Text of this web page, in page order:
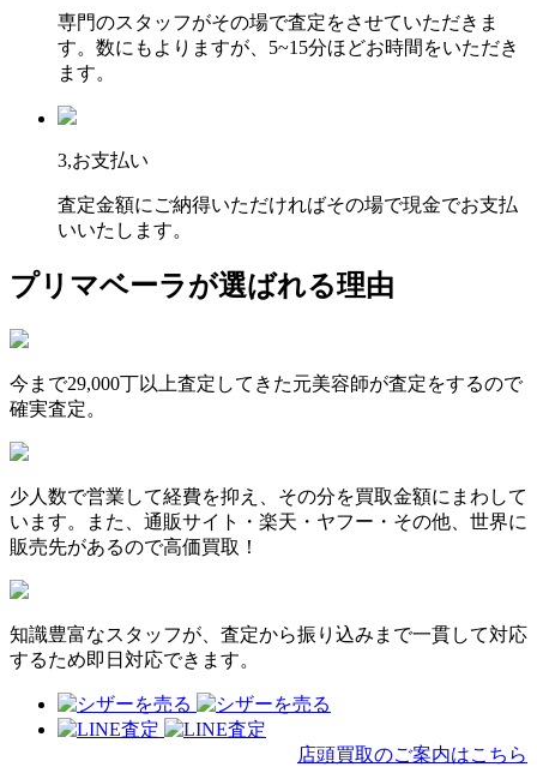
専門のスタッフがその場で査定をさせていただきま
す。数にもよりますが、5~15分ほどお時間をいただき
ます。
3,お支払い
査定金額にご納得いただければその場で現金でお支払
いいたします。
プリマベーラが選ばれる理由
今まで29,000丁以上査定してきた元美容師が査定をするので
確実査定。
少人数で営業して経費を抑え、その分を買取金額にまわして
います。また、通販サイト・楽天・ヤフー・その他、世界に
販売先があるので高価買取！
知識豊富なスタッフが、査定から振り込みまで一貫して対応
するため即日対応できます。
店頭買取のご案内はこちら